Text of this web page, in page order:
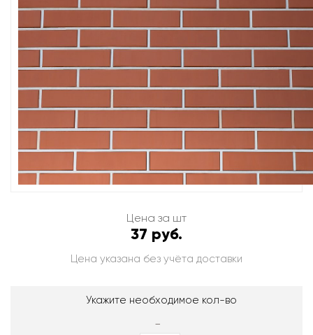
Цена за шт
37 руб.
Цена указана без учёта доставки
Укажите необходимое кол-во
-